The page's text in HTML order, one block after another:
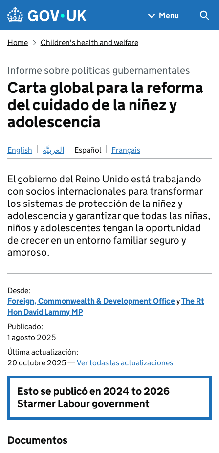
Skip to main content
Navigation menu
Menu
Home Children's health and welfare
Informe sobre políticas gubernamentales
Carta global para la reforma
del cuidado de la niñez y
adolescencia
English العربيَّة Español Français
El gobierno del Reino Unido está trabajando
con socios internacionales para transformar
los sistemas de protección de la niñez y
adolescencia y garantizar que todas las niñas,
niños y adolescentes tengan la oportunidad
de crecer en un entorno familiar seguro y
amoroso.
Desde:
Foreign, Commonwealth & Development OfficeyThe Rt
Hon David Lammy MP
Publicado:
1 agosto 2025
Última actualización:
20 octubre 2025 —Ver todas las actualizaciones
Esto se publicó en2024 to 2026
Starmer Labour government
Documentos